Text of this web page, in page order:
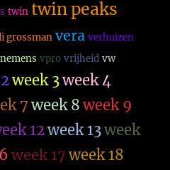
twin twin peaks
grossman vera verhuizen
vpro vrijheid vw
week 3week 4
7 week 8 week 9
12week 13week
week 17 week 18